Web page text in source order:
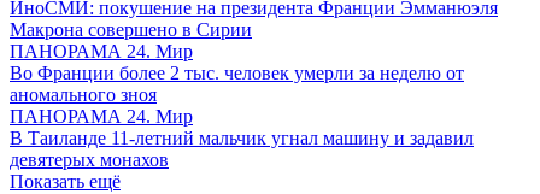
ИноСМИ: покушение на президента Франции Эмманюэля
Макрона совершено в Сирии
ПАНОРАМА 24. Мир
Во Франции более 2 тыс. человек умерли за неделю от
аномального зноя
ПАНОРАМА 24. Мир
В Таиланде 11-летний мальчик угнал машину и задавил
девятерых монахов
Показать ещё